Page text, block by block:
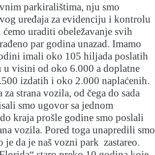
parkiralištima, nju smo
uređaja za evidenciju i kontrolu
uraditi obeležavanje svih
par godina unazad. Imamo
imali oko 105 hiljada poslatih
u visini od oko 6.000 a doplatne
izdatih i oko 2.000 naplaćenih.
strana vozila, od čega do sada
smo ugovor sa jednom
kraja prošle godine smo poslali
vozila. Pored toga unapredili smo
je da je naš vozni park zastareo.